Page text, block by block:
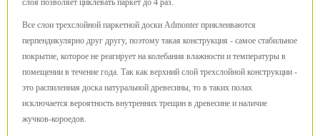
слоя позволяет циклевать паркет до 4 раз.
Все слои трехслойной паркетной доски Admonter приклеиваются
перпендикулярно друг другу, поэтому такая конструкция - самое стабильное
покрытие, которое не реагирует на колебания влажности и температуры в
помещении в течение года. Так как верхний слой трехслойной конструкции -
это распиленная доска натуральной древесины, то в таких полах
исключается вероятность внутренних трещин в древесине и наличие
жучков-короедов.